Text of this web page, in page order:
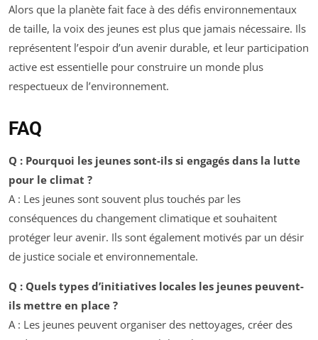
Alors que la planète fait face à des défis environnementaux
de taille, la voix des jeunes est plus que jamais nécessaire. Ils
représentent l’espoir d’un avenir durable, et leur participation
active est essentielle pour construire un monde plus
respectueux de l’environnement.
FAQ
Q : Pourquoi les jeunes sont-ils si engagés dans la lutte
pour le climat ?
A : Les jeunes sont souvent plus touchés par les
conséquences du changement climatique et souhaitent
protéger leur avenir. Ils sont également motivés par un désir
de justice sociale et environnementale.
Q : Quels types d’initiatives locales les jeunes peuvent-
ils mettre en place ?
A : Les jeunes peuvent organiser des nettoyages, créer des